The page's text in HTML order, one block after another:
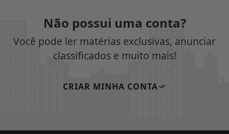
Não possui uma conta?
Você pode ler matérias exclusivas, anunciar
classificados e muito mais!
CRIAR MINHA CONTA